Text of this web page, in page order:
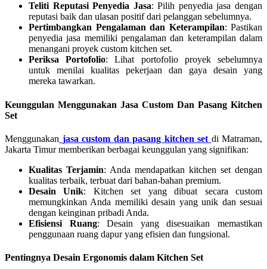
Teliti Reputasi Penyedia Jasa: Pilih penyedia jasa dengan
reputasi baik dan ulasan positif dari pelanggan sebelumnya.
Pertimbangkan Pengalaman dan Keterampilan: Pastikan
penyedia jasa memiliki pengalaman dan keterampilan dalam
menangani proyek custom kitchen set.
Periksa Portofolio: Lihat portofolio proyek sebelumnya
untuk menilai kualitas pekerjaan dan gaya desain yang
mereka tawarkan.
Keunggulan Menggunakan Jasa Custom Dan Pasang Kitchen
Set
Menggunakan jasa custom dan pasang kitchen set di Matraman,
Jakarta Timur memberikan berbagai keunggulan yang signifikan:
Kualitas Terjamin: Anda mendapatkan kitchen set dengan
kualitas terbaik, terbuat dari bahan-bahan premium.
Desain Unik: Kitchen set yang dibuat secara custom
memungkinkan Anda memiliki desain yang unik dan sesuai
dengan keinginan pribadi Anda.
Efisiensi Ruang: Desain yang disesuaikan memastikan
penggunaan ruang dapur yang efisien dan fungsional.
Pentingnya Desain Ergonomis dalam Kitchen Set